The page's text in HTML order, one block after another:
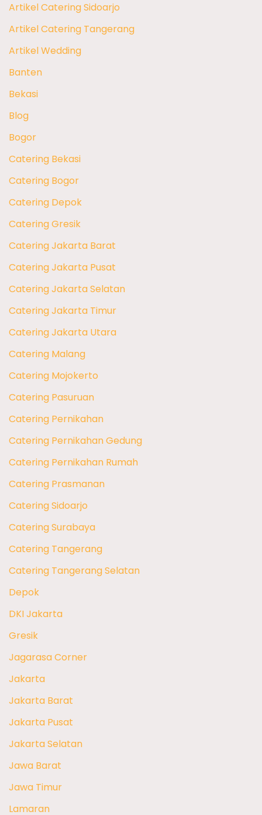
Artikel Catering Sidoarjo
Artikel Catering Tangerang
Artikel Wedding
Banten
Bekasi
Blog
Bogor
Catering Bekasi
Catering Bogor
Catering Depok
Catering Gresik
Catering Jakarta Barat
Catering Jakarta Pusat
Catering Jakarta Selatan
Catering Jakarta Timur
Catering Jakarta Utara
Catering Malang
Catering Mojokerto
Catering Pasuruan
Catering Pernikahan
Catering Pernikahan Gedung
Catering Pernikahan Rumah
Catering Prasmanan
Catering Sidoarjo
Catering Surabaya
Catering Tangerang
Catering Tangerang Selatan
Depok
DKI Jakarta
Gresik
Jagarasa Corner
Jakarta
Jakarta Barat
Jakarta Pusat
Jakarta Selatan
Jawa Barat
Jawa Timur
Lamaran